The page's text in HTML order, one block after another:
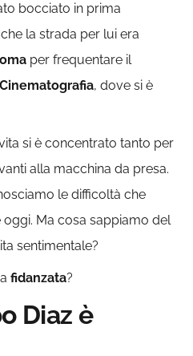
bocciato in prima
la strada per lui era
per frequentare il
Cinematografia, dove si è
si è concentrato tanto per
alla macchina da presa.
le difficoltà che
oggi. Ma cosa sappiamo del
sentimentale?
fidanzata?
Diaz è